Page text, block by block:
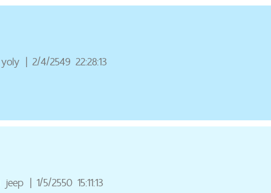
yoly | 2/4/2549 22:28:13
jeep | 1/5/2550 15:11:13